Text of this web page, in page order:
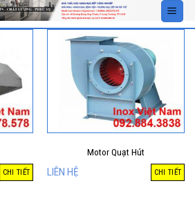
CHI TIẾT
Motor Quạt Hút
LIÊN HỆ CHI TIẾT